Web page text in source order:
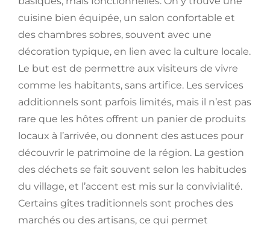
cuisine bien équipée, un salon confortable et
des chambres sobres, souvent avec une
décoration typique, en lien avec la culture locale.
Le but est de permettre aux visiteurs de vivre
comme les habitants, sans artifice. Les services
additionnels sont parfois limités, mais il n’est pas
rare que les hôtes offrent un panier de produits
locaux à l’arrivée, ou donnent des astuces pour
découvrir le patrimoine de la région. La gestion
des déchets se fait souvent selon les habitudes
du village, et l’accent est mis sur la convivialité.
Certains gîtes traditionnels sont proches des
marchés ou des artisans, ce qui permet